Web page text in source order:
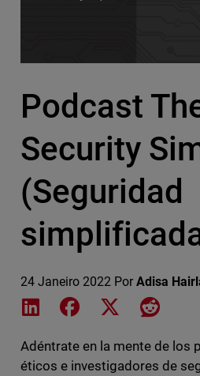
Podcast
Security
(Seguridad
24 Janeiro 2022 Por Adisa
Share on LinkedIn
Share on Facebook
Share on XShare
Adéntrate en la mente de los
éticos e investigadores de